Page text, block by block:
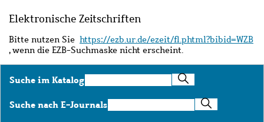
Elektronische Zeitschriften
Bitte nutzen Sie https://ezb.ur.de/ezeit/fl.phtml?bibid=WZB
, wenn die EZB-Suchmaske nicht erscheint.
Suche im KatalogSuche
im
Katalog
Suche nach E-JournalsSuche
nach